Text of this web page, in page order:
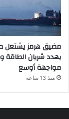
مضيق هرمز يشتعل
يهدد شريان الطاقة
مواجهة أوسع
منذ 13 ساعة